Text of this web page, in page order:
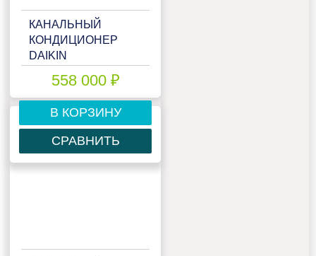
КАНАЛЬНЫЙ
КОНДИЦИОНЕР
DAIKIN
558 000 ₽
В КОРЗИНУ
СРАВНИТЬ